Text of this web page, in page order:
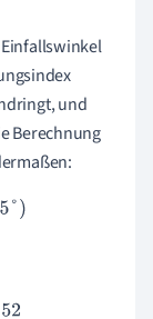
und
Berechnung
52